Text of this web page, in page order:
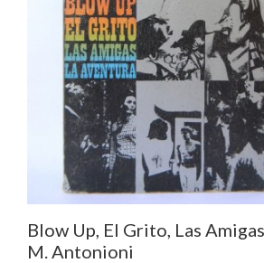
Blow Up, El Grito, Las
M. Antonioni